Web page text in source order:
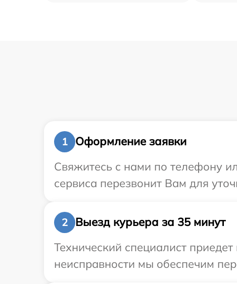
1
Оформление заявки
Свяжитесь с нами по телефону
сервиса перезвонит Вам для
2
Выезд курьера за 35 минут
Технический специалист
неисправности мы обеспечим